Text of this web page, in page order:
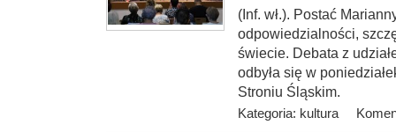
(Inf. wł.). Postać
odpowiedzialności,
świecie. Debata z
odbyła się w
Stroniu Śląskim.
Kategoria: kultura